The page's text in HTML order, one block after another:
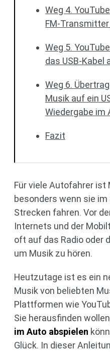
Weg 4.
FM-
Weg 5.
das USB-Kabel
Weg 6.
Musik auf ein
Wiedergabe im
Fazit
Für viele Autofahrer ist
besonders wenn sie
Strecken fahren. Vor
Internets und der
oft auf das Radio oder
um Musik zu hören.
Heutzutage ist es ein
Musik von beliebten
Plattformen wie
Sie herausfinden
im Auto abspielen
Glück. In dieser